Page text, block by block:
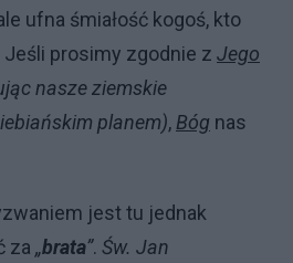
ufna śmiałość kogoś, kto
prosimy zgodnie z Jego
nasze ziemskie
planem), Bóg nas
jest tu jednak
za „brata”. Św. Jan